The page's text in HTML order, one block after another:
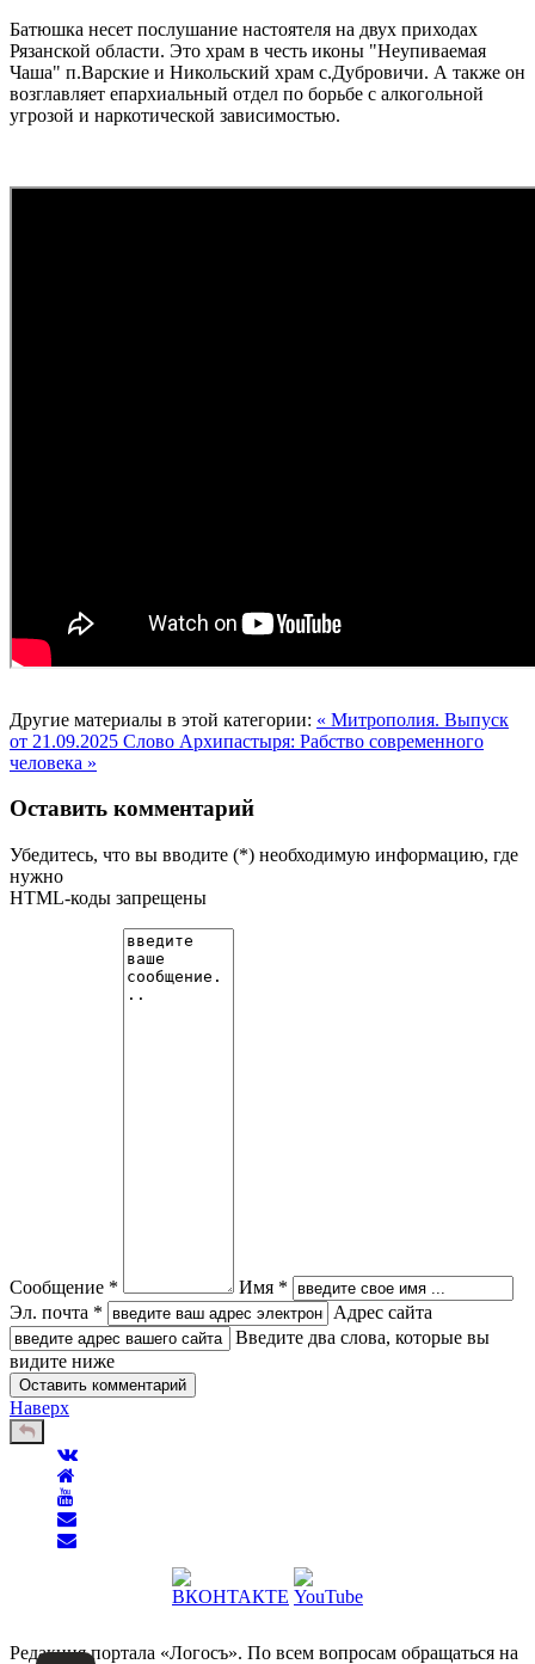
Батюшка несет послушание настоятеля на двух приходах
Рязанской области. Это храм в честь иконы "Неупиваемая
Чаша" п.Варские и Никольский храм с.Дубровичи. А также он
возглавляет епархиальный отдел по борьбе с алкогольной
угрозой и наркотической зависимостью.
Другие материалы в этой категории: « Митрополия. Выпуск
от 21.09.2025 Слово Архипастыря: Рабство современного
человека »
Оставить комментарий
Убедитесь, что вы вводите (*) необходимую информацию, где
нужно
HTML-коды запрещены
Сообщение *
Имя *
Эл. почта *
Адрес сайта
Введите два слова, которые вы
видите ниже
Наверх
Редакция портала «Логосъ». По всем вопросам обращаться на